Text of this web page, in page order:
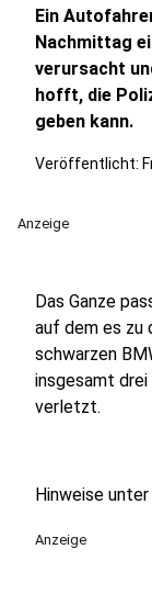
Ein
Nachmittag
verursacht
hofft, die
geben kann.
Veröffentlicht:
Anzeige
Das Ganze
auf dem es zu
schwarzen
insgesamt drei
verletzt.
Hinweise
Anzeige